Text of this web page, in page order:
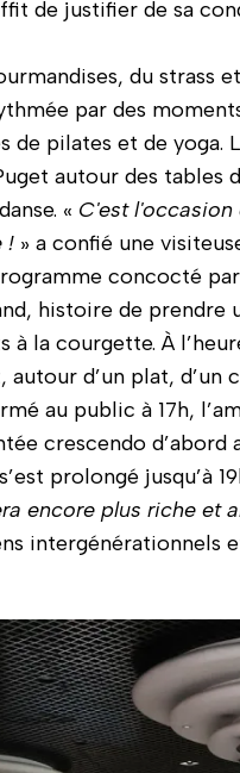
de justifier de sa
du strass
par des
de pilates et de yoga.
autour des tables
« C'est
! » a confié une
concocté
histoire de
à la courgette. À
d’un plat, d’un
au public à 17h,
crescendo
prolongé jusqu’à
encore plus riche et
intergénérationnels